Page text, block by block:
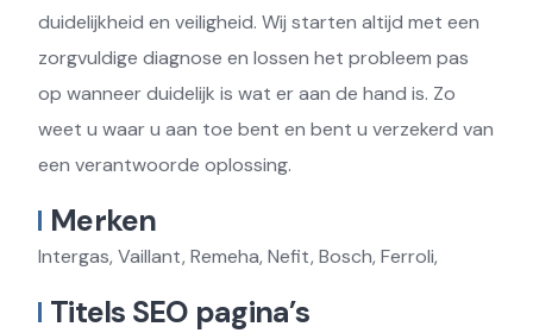
duidelijkheid en veiligheid. Wij starten altijd met een
zorgvuldige diagnose en lossen het probleem pas
op wanneer duidelijk is wat er aan de hand is. Zo
weet u waar u aan toe bent en bent u verzekerd van
een verantwoorde oplossing.
Merken
Intergas, Vaillant, Remeha, Nefit, Bosch, Ferroli,
Titels SEO pagina’s